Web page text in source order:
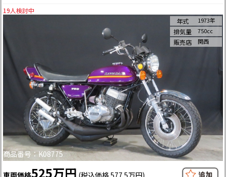
19人検討中
商品番号：K08775
年式 1973年
排気量 750cc
販売店 関西
車両価格525万円 (税込価格 577.5万円)